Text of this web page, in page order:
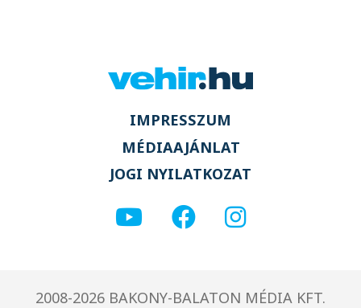
IMPRESSZUM
MÉDIAAJÁNLAT
JOGI NYILATKOZAT
2008-2026 BAKONY-BALATON MÉDIA KFT.